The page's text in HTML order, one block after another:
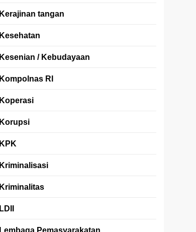
Kerajinan tangan
Kesehatan
Kesenian / Kebudayaan
Kompolnas RI
Koperasi
Korupsi
KPK
Kriminalisasi
Kriminalitas
LDII